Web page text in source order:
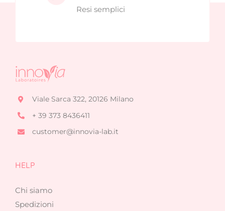
Resi semplici
Viale Sarca 322, 20126 Milano
+ 39 373 8436411
customer@innovia-lab.it
HELP
Chi siamo
Spedizioni